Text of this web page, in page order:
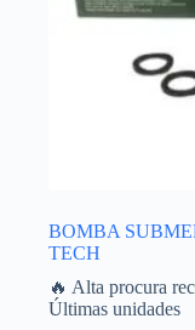
BOMBA
TECH
🔥 Alta procura
Últimas unidades